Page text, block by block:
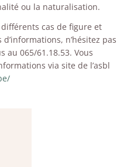
ou la naturalisation.
cas de figure et
n’hésitez pas
au 065/61.18.53. Vous
via site de l’asbl